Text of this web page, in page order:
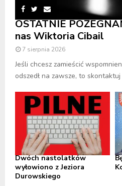
OSTATNIE
nas Wiktoria Cibail
7 sierpnia 2026
Jeśli chcesz zamieścić
odszedł na zawsze, to skontaktuj
Dwóch nastolatków
wyłowiono z Jeziora
Durowskiego